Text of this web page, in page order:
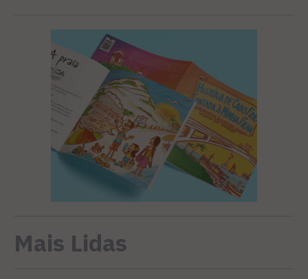
Mais Lidas